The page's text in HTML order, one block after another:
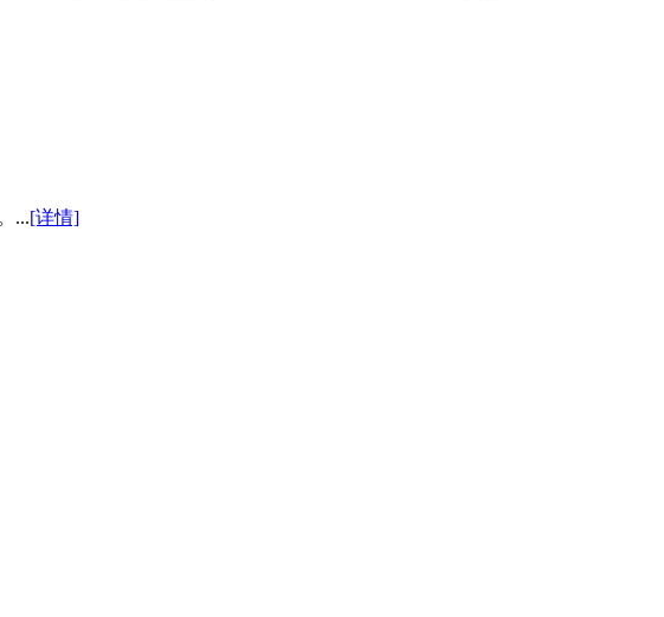
...[详情]